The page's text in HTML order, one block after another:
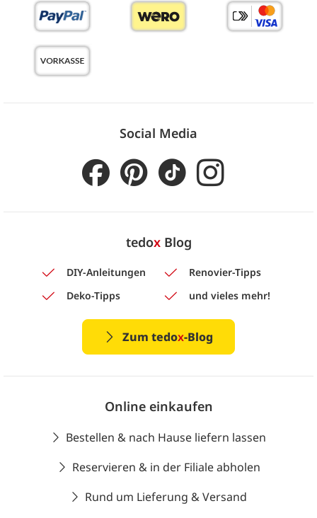
Social Media
tedoxBlog
DIY-Anleitungen
Renovier-Tipps
Deko-Tipps
und vieles mehr!
Zum tedox-Blog
Online einkaufen
Bestellen & nach Hause liefern lassen
Reservieren & in der Filiale abholen
Rund um Lieferung & Versand